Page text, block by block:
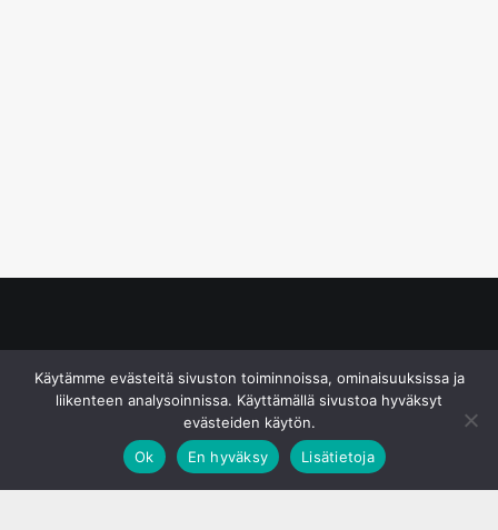
Käytämme evästeitä sivuston toiminnoissa, ominaisuuksissa ja
liikenteen analysoinnissa. Käyttämällä sivustoa hyväksyt
evästeiden käytön.
Ok
En hyväksy Lisätietoja